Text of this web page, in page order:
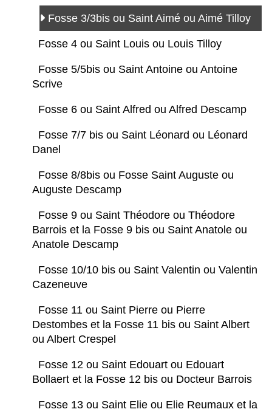
Fosse 3/3bis ou Saint Aimé ou Aimé Tilloy
Fosse 4 ou Saint Louis ou Louis Tilloy
Fosse 5/5bis ou Saint Antoine ou Antoine
Scrive
Fosse 6 ou Saint Alfred ou Alfred Descamp
Fosse 7/7 bis ou Saint Léonard ou Léonard
Danel
Fosse 8/8bis ou Fosse Saint Auguste ou
Auguste Descamp
Fosse 9 ou Saint Théodore ou Théodore
Barrois et la Fosse 9 bis ou Saint Anatole ou
Anatole Descamp
Fosse 10/10 bis ou Saint Valentin ou Valentin
Cazeneuve
Fosse 11 ou Saint Pierre ou Pierre
Destombes et la Fosse 11 bis ou Saint Albert
ou Albert Crespel
Fosse 12 ou Saint Edouart ou Edouart
Bollaert et la Fosse 12 bis ou Docteur Barrois
Fosse 13 ou Saint Elie ou Elie Reumaux et la